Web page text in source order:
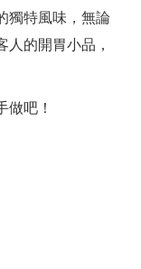
獨特風味，無論
人的開胃小品，
做吧！